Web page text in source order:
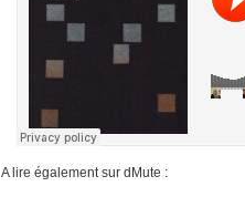
A lire également sur dMute :